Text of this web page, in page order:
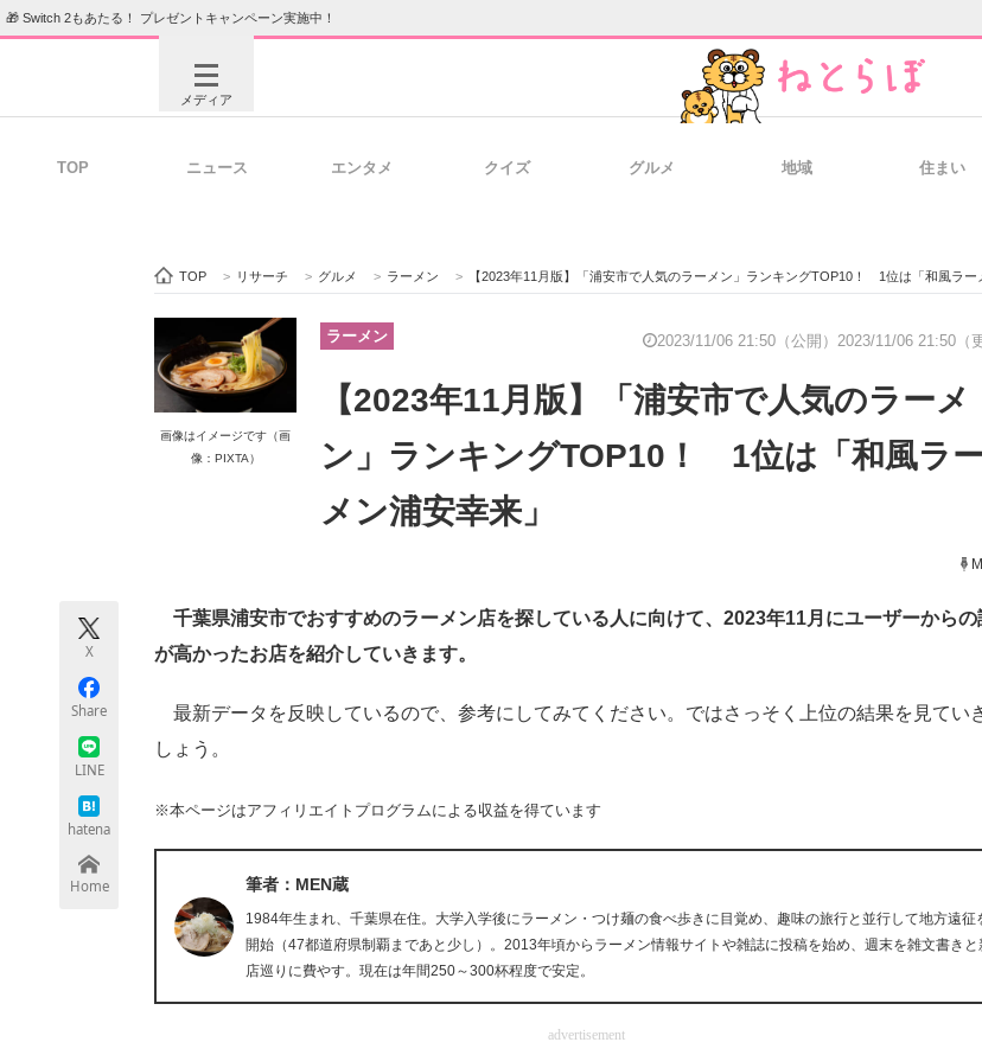
🎁 Switch 2もあたる！ プレゼントキャンペーン実施中！
メディア
ビジネスと働き方のヒント
ITエンジニア向け専門サイト IT製品の技術・比較・事例
ちょっと気になるネットの話題
TOP ニュース エンタメ クイズ グルメ 地域 住まい
TOP > リサーチ > グルメ > ラーメン > 【2023年11月版】「浦安市で人気のラーメン」ランキングTOP10！ 1位は「和風ラーメン浦安幸
画像はイメージです（画
像：PIXTA）
ラーメン 2023/11/06 21:50（公開） 2023/11/06 21:50（
【2023年11月版】「浦安市で人気のラーメ
ン」ランキングTOP10！ 1位は「和風ラ
メン浦安幸来」
X
Share
LINE
hatena
Home
千葉県浦安市でおすすめのラーメン店を探している人に向けて、2023年11月にユーザーからの
が高かったお店を紹介していきます。
最新データを反映しているので、参考にしてみてください。ではさっそく上位の結果を見てい
しょう。
※本ページはアフィリエイトプログラムによる収益を得ています
筆者：MEN蔵
1984年生まれ、千葉県在住。大学入学後にラーメン・つけ麺の食べ歩きに目覚め、趣味の旅行と並行して地方遠征
開始（47都道府県制覇まであと少し）。2013年頃からラーメン情報サイトや雑誌に投稿を始め、週末を雑文書きと
店巡りに費やす。現在は年間250～300杯程度で安定。
advertisement